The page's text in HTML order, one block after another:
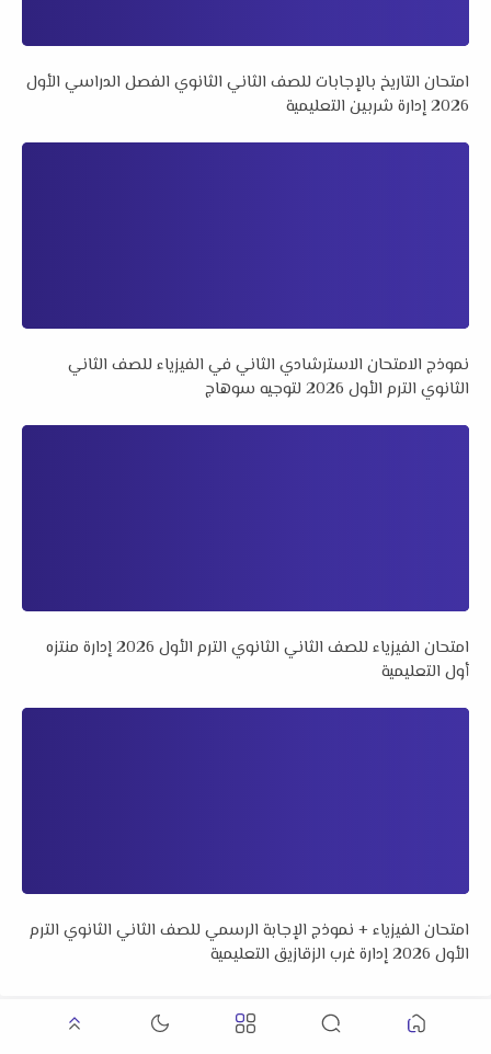
امتحان التاريخ بالإجابات للصف الثاني الثانوي الفصل الدراسي الأول
2026 إدارة شربين التعليمية
نموذج الامتحان الاسترشادي الثاني في الفيزياء للصف الثاني
الثانوي الترم الأول 2026 لتوجيه سوهاج
امتحان الفيزياء للصف الثاني الثانوي الترم الأول 2026 إدارة منتزه
أول التعليمية
امتحان الفيزياء + نموذج الإجابة الرسمي للصف الثاني الثانوي الترم
الأول 2026 إدارة غرب الزقازيق التعليمية